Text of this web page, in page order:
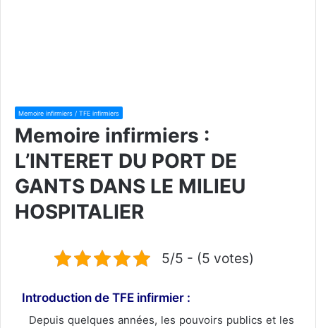
Memoire infirmiers / TFE infirmiers
Memoire infirmiers :
L’INTERET DU PORT DE
GANTS DANS LE MILIEU
HOSPITALIER
5/5 - (5 votes)
Introduction de TFE infirmier :
Depuis quelques années, les pouvoirs publics et les